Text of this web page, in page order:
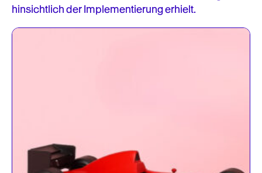
hinsichtlich der Implementierung erhielt.